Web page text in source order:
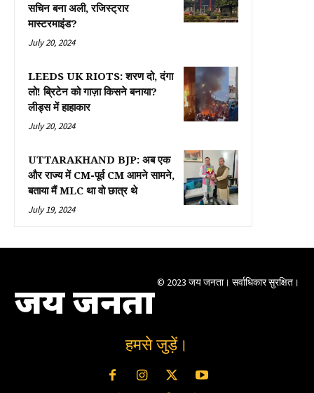
सचिन बना अली, रजिस्ट्रार
मास्टरमाइंड?
July 20, 2024
LEEDS UK RIOTS: शरण दो, दंगा
लो! ब्रिटेन को गाज़ा किसने बनाया?
लीड्स में हाहाकार
July 20, 2024
UTTARAKHAND BJP: अब एक
और राज्य में CM-पूर्व CM आमने सामने,
बताया मैं MLC था वो छात्र थे
July 19, 2024
जय जनता © 2023 जय जनता। सर्वाधिकार सुरक्षित।
हमसे जुड़ें।